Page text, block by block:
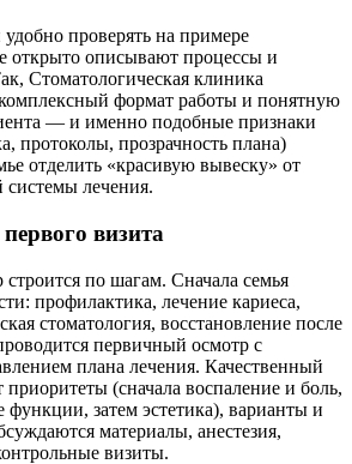
проверять на примере
открыто описывают процессы и
Стоматологическая клиника
формат работы и понятную
— и именно подобные признаки
протоколы, прозрачность плана)
отделить «красивую вывеску» от
системы лечения.
визита
по шагам. Сначала семья
профилактика, лечение кариеса,
стоматология, восстановление после
первичный осмотр с
плана лечения. Качественный
приоритеты (сначала воспаление и боль,
функции, затем эстетика), варианты и
материалы, анестезия,
визиты.